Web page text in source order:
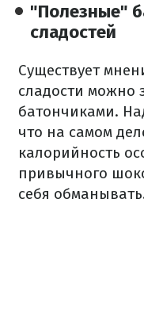
"Полезные"
сладостей
Существует
сладости можно
батончиками.
что на самом
калорийность
привычного
себя